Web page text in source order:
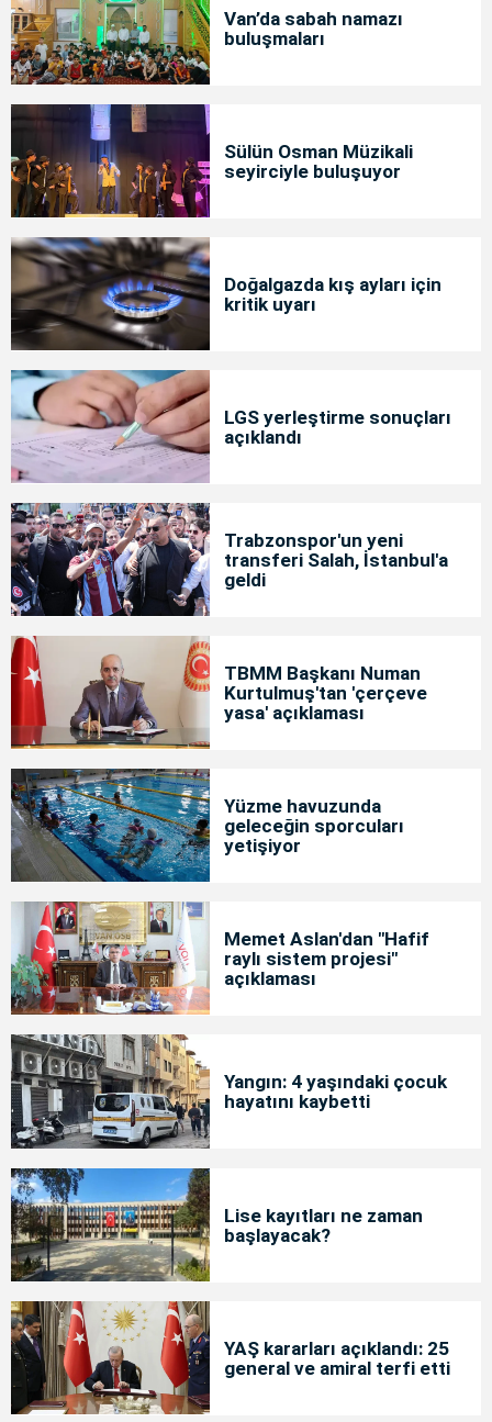
Van’da sabah namazı
buluşmaları
Sülün Osman Müzikali
seyirciyle buluşuyor
Doğalgazda kış ayları için
kritik uyarı
LGS yerleştirme sonuçları
açıklandı
Trabzonspor'un yeni
transferi Salah, İstanbul'a
geldi
TBMM Başkanı Numan
Kurtulmuş'tan 'çerçeve
yasa' açıklaması
Yüzme havuzunda
geleceğin sporcuları
yetişiyor
Memet Aslan'dan "Hafif
raylı sistem projesi"
açıklaması
Yangın: 4 yaşındaki çocuk
hayatını kaybetti
Lise kayıtları ne zaman
başlayacak?
YAŞ kararları açıklandı: 25
general ve amiral terfi etti